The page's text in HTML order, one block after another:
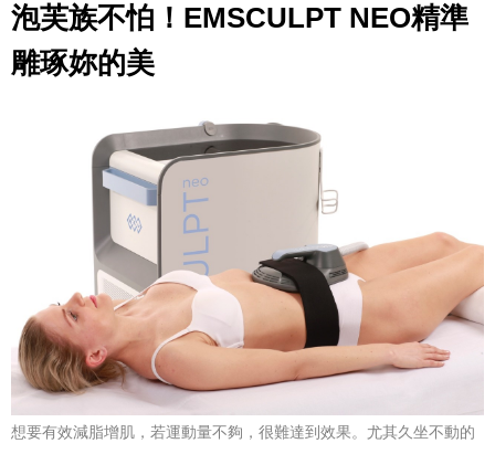
泡芙族不怕！ EMSCULPT NEO精準
雕琢妳的美
想要有效減脂增肌，若運動量不夠，很難達到效果。尤其久坐不動的